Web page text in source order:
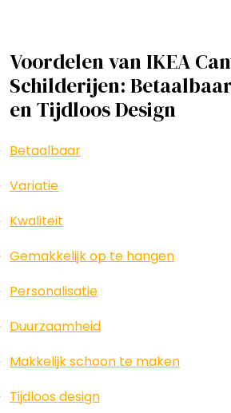
Voordelen van IKEA
Schilderijen:
en Tijdloos Design
Betaalbaar
Variatie
Kwaliteit
Gemakkelijk op te hangen
Personalisatie
Duurzaamheid
Makkelijk schoon te maken
Tijdloos design